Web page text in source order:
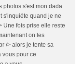
photos s'est mon dada
s'inquiéte quand je ne
Une fois prise elle reste
on les
/> alors je tente sa
vous pour ce